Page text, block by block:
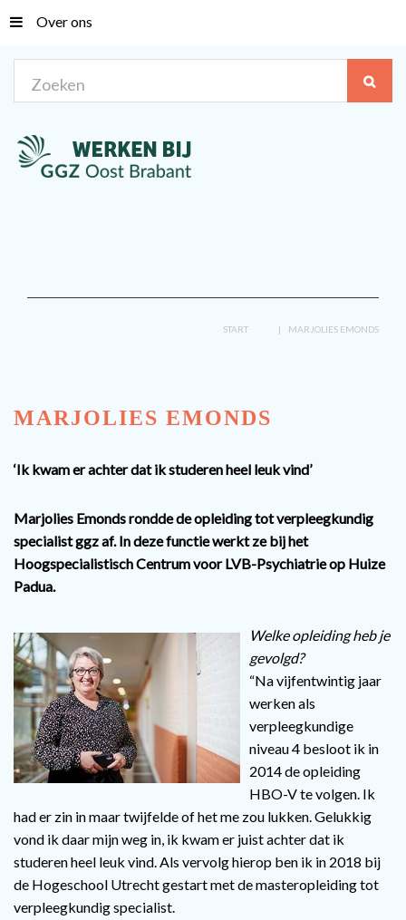
Over ons
START MARJOLIES EMONDS
MARJOLIES EMONDS
‘Ik kwam er achter dat ik studeren heel leuk vind’
Marjolies Emonds rondde de opleiding tot verpleegkundig
specialist ggz af. In deze functie werkt ze bij het
Hoogspecialistisch Centrum voor LVB-Psychiatrie op Huize
Padua.
Welke opleiding heb je
gevolgd?
“Na vijfentwintig jaar
werken als
verpleegkundige
niveau 4 besloot ik in
2014 de opleiding
HBO-V te volgen. Ik
had er zin in maar twijfelde of het me zou lukken. Gelukkig
vond ik daar mijn weg in, ik kwam er juist achter dat ik
studeren heel leuk vind. Als vervolg hierop ben ik in 2018 bij
de Hogeschool Utrecht gestart met de masteropleiding tot
verpleegkundig specialist.